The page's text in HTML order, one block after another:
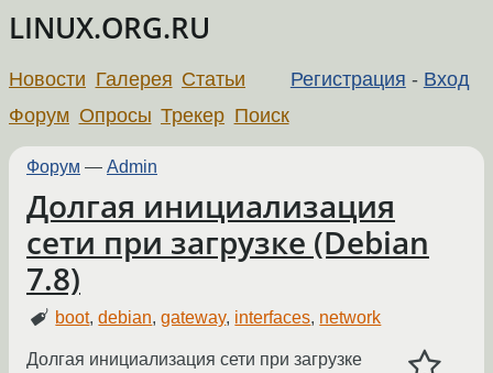
LINUX.ORG.RU
Регистрация - Вход
Новости Галерея Статьи
Форум Опросы Трекер Поиск
Форум — Admin
Долгая инициализация
сети при загрузке (Debian
7.8)
boot,debian,gateway, interfaces, network
Долгая инициализация сети при загрузке